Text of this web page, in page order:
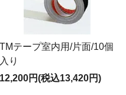
TMテープ室内用/片面/10個
入り
12,200円(税込13,420円)